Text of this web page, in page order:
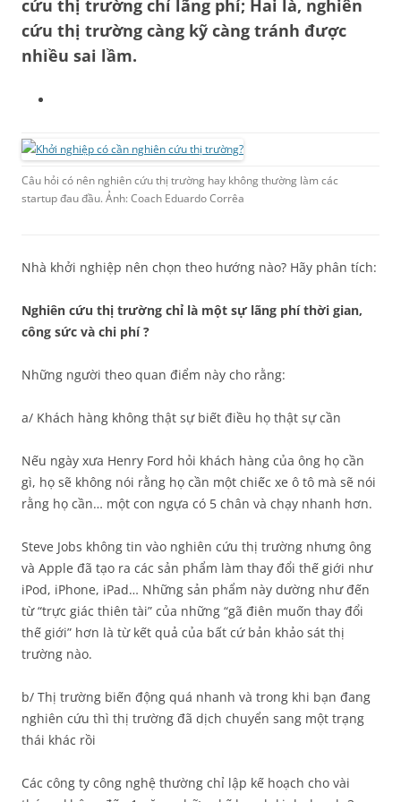
cứu thị trường chỉ lãng phí; Hai là, nghiên
cứu thị trường càng kỹ càng tránh được
nhiều sai lầm.
Câu hỏi có nên nghiên cứu thị trường hay không thường làm các
startup đau đầu. Ảnh: Coach Eduardo Corrêa
Nhà khởi nghiệp nên chọn theo hướng nào? Hãy phân tích:
Nghiên cứu thị trường chỉ là một sự lãng phí thời gian,
công sức và chi phí ?
Những người theo quan điểm này cho rằng:
a/ Khách hàng không thật sự biết điều họ thật sự cần
Nếu ngày xưa Henry Ford hỏi khách hàng của ông họ cần
gì, họ sẽ không nói rằng họ cần một chiếc xe ô tô mà sẽ nói
rằng họ cần… một con ngựa có 5 chân và chạy nhanh hơn.
Steve Jobs không tin vào nghiên cứu thị trường nhưng ông
và Apple đã tạo ra các sản phẩm làm thay đổi thế giới như
iPod, iPhone, iPad… Những sản phẩm này dường như đến
từ “trực giác thiên tài” của những “gã điên muốn thay đổi
thế giới” hơn là từ kết quả của bất cứ bản khảo sát thị
trường nào.
b/ Thị trường biến động quá nhanh và trong khi bạn đang
nghiên cứu thì thị trường đã dịch chuyển sang một trạng
thái khác rồi
Các công ty công nghệ thường chỉ lập kế hoạch cho vài